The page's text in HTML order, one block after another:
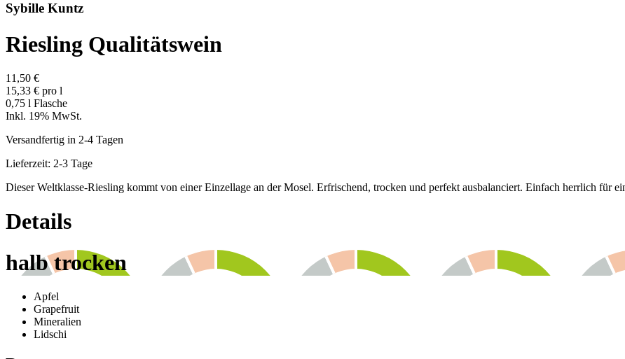
Sybille Kuntz
Riesling Qualitätswein
11,50 €
15,33 € pro l
0,75 l Flasche
Inkl. 19% MwSt.
Versandfertig in 2-4 Tagen
Lieferzeit: 2-3 Tage
Dieser Weltklasse-Riesling kommt von einer Einzellage an der Mosel. Erfrischend, trocken und perfekt ausbalanciert. Einfach herrlich für
Details
halb trocken
Apfel
Grapefruit
Mineralien
Lidschi